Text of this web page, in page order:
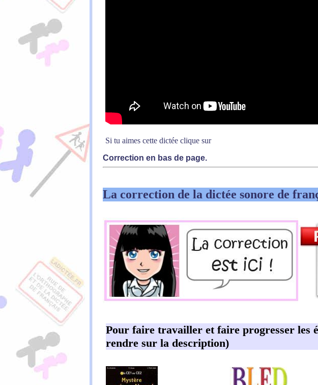
Si tu aimes cette dictée clique sur
Correction en bas de page.
La correction de la dictée sonore de
Pour faire travailler et faire progresser les
rendre sur la description)